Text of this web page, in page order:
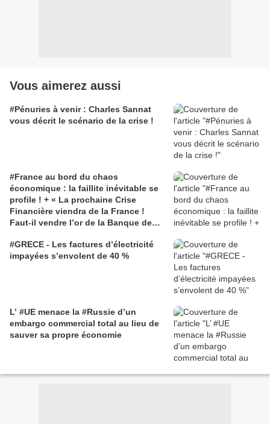
Vous aimerez aussi
#Pénuries à venir : Charles Sannat
vous décrit le scénario de la crise !
#France au bord du chaos
économique : la faillite inévitable se
profile ! + « La prochaine Crise
Financière viendra de la France !
Faut-il vendre l’or de la Banque de
éviter le chaos ? »
#GRECE - Les factures d’électricité
impayées s’envolent de 40 %
L’ #UE menace la #Russie d’un
embargo commercial total au lieu de
sauver sa propre économie